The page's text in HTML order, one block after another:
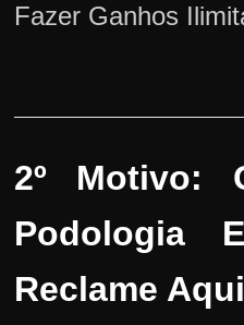
Fazer Ganhos
2º Motivo:
Podologia
Reclame Aqui